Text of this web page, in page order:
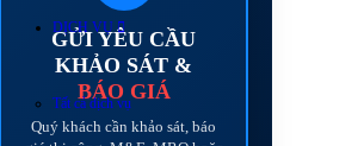
DỊCH VỤ
Tất cả dịch vụ
GỬI YÊU CẦU
KHẢO SÁT &
BÁO GIÁ
Quý khách cần khảo sát, báo